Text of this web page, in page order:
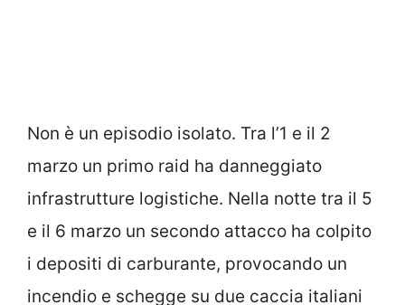
Non è un episodio isolato. Tra l’1 e il 2
marzo un primo raid ha danneggiato
infrastrutture logistiche. Nella notte tra il 5
e il 6 marzo un secondo attacco ha colpito
i depositi di carburante, provocando un
incendio e schegge su due caccia italiani